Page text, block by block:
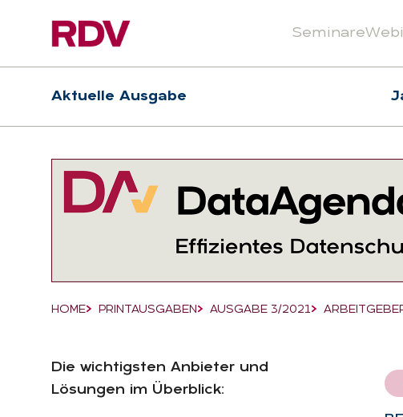
Suchfeld
Seminare
Hauptnavigation
Aktuelle Ausgabe
Breadcrumb-Navigation
HOME PRINTAUSGABEN AUSGABE 3/2021
Die wichtigsten Anbieter und
Lösungen im Überblick: